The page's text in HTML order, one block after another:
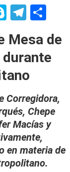
Skype
Mesa de
durante
Corregidora,
Chepe
Macías y
en materia de